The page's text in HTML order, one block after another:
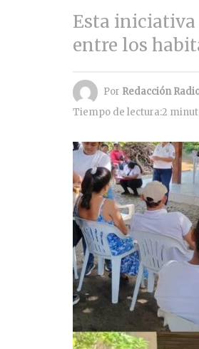
Esta
entre los
Por Redacción
Tiempo de lectura:2